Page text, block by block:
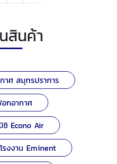
สินค้า
าศ สมุทรปราการ
กอากาศ
ชิ Econo Air
รงงาน Eminent